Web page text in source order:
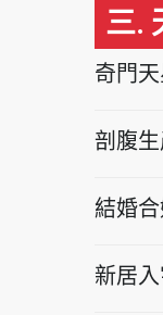
三.
奇門
剖腹生
結婚
新居